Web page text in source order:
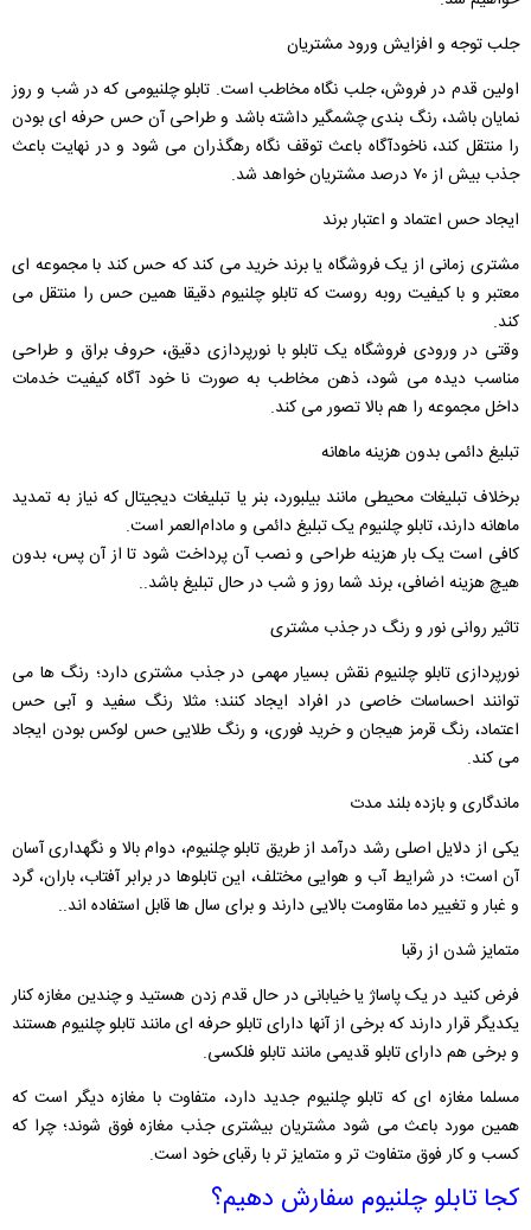
جلب توجه و افزایش ورود مشتریان
اولین قدم در فروش، جلب نگاه مخاطب است. تابلو چلنیومی که در شب و روز
نمایان باشد، رنگ‌ بندی چشمگیر داشته باشد و طراحی آن حس حرفه ‌ای بودن
را منتقل کند، ناخودآگاه باعث توقف نگاه رهگذران می ‌شود و در نهایت باعث
جذب بیش از ۷۰ درصد مشتریان خواهد شد.
ایجاد حس اعتماد و اعتبار برند
مشتری زمانی از یک فروشگاه یا برند خرید می ‌کند که حس کند با مجموعه ‌ای
معتبر و با کیفیت روبه ‌روست که تابلو چلنیوم دقیقا همین حس را منتقل می
‌کند.
وقتی در ورودی فروشگاه یک تابلو با نورپردازی دقیق، حروف براق و طراحی
مناسب دیده می ‌شود، ذهن مخاطب به‌ صورت نا خود آگاه کیفیت خدمات
داخل مجموعه را هم بالا تصور می‌ کند.
تبلیغ دائمی بدون هزینه ماهانه
برخلاف تبلیغات محیطی مانند بیلبورد، بنر یا تبلیغات دیجیتال که نیاز به تمدید
ماهانه دارند، تابلو چلنیوم یک تبلیغ دائمی و مادام‌العمر است.
کافی است یک ‌بار هزینه طراحی و نصب آن پرداخت شود تا از آن پس، بدون
هیچ هزینه اضافی، برند شما روز و شب در حال تبلیغ باشد..
تاثیر روانی نور و رنگ در جذب مشتری
نورپردازی تابلو چلنیوم نقش بسیار مهمی در جذب مشتری دارد؛ رنگ ‌ها می
‌توانند احساسات خاصی در افراد ایجاد کنند؛ مثلا رنگ سفید و آبی حس
اعتماد، رنگ قرمز هیجان و خرید فوری، و رنگ طلایی حس لوکس بودن ایجاد
می ‌کند.
ماندگاری و بازده بلند مدت
یکی از دلایل اصلی رشد درآمد از طریق تابلو چلنیوم، دوام بالا و نگهداری آسان
آن است؛ در شرایط آب ‌و هوایی مختلف، این تابلوها در برابر آفتاب، باران، گرد
و غبار و تغییر دما مقاومت بالایی دارند و برای سال‌ ها قابل استفاده ‌اند..
متمایز شدن از رقبا
فرض کنید در یک پاساژ یا خیابانی در حال قدم زدن هستید و چندین مغازه کنار
یکدیگر قرار دارند که برخی از آنها دارای تابلو حرفه ای مانند تابلو چلنیوم هستند
و برخی هم دارای تابلو قدیمی مانند تابلو فلکسی.
مسلما مغازه ای که تابلو چلنیوم جدید دارد، متفاوت با مغازه دیگر است که
همین مورد باعث می شود مشتریان بیشتری جذب مغازه فوق شوند؛ چرا که
کسب و کار فوق متفاوت تر و متمایز تر با رقبای خود است.
کجا تابلو چلنیوم سفارش دهیم؟